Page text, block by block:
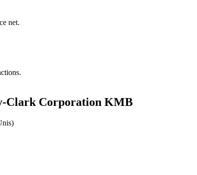
net.
Clark Corporation KMB